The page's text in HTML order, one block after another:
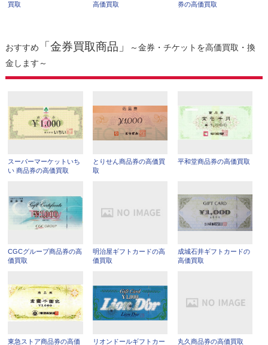
買取
高価買取
券の高価買取
おすすめ 「金券買取商品」
～金券・チケットを高価買取・換
金します～
スーパーマーケットいち
い 商品券の高価買取
とりせん商品券の高価買
取
平和堂商品券の高価買取
CGCグループ商品券の高
価買取
明治屋ギフトカードの高
価買取
成城石井ギフトカードの
高価買取
東急ストア商品券の高価 リオンドールギフトカー 丸久商品券の高価買取